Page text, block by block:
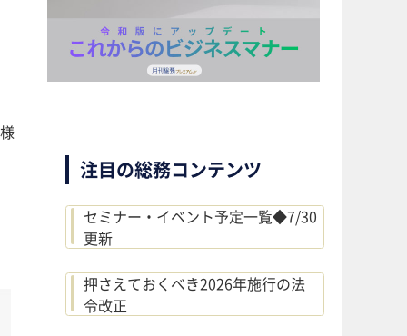
注目の総務コンテンツ
セミナー・イベント予定一覧◆7/30
更新
押さえておくべき2026年施行の法
令改正